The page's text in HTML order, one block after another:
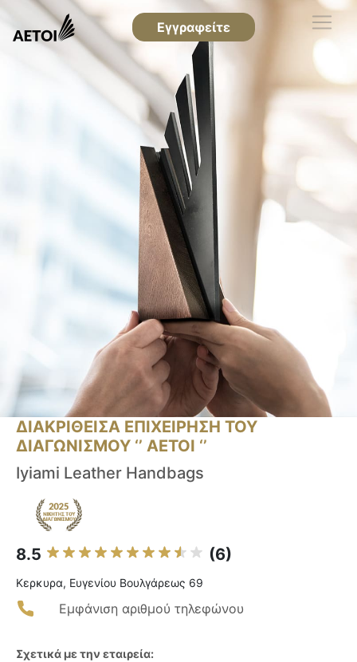
Εγγραφείτε
ΔΙΑΚΡΙΘΕΙΣΑ ΕΠΙΧΕΙΡΗΣΗ ΤΟΥ
ΔΙΑΓΩΝΙΣΜΟΥ ‘’ ΑΕΤΟΙ ‘’
Iyiami Leather Handbags
8.5 (6)
Κερκυρα, Ευγενίου Βουλγάρεως 69
Εμφάνιση αριθμού τηλεφώνου
Σχετικά με την εταιρεία: